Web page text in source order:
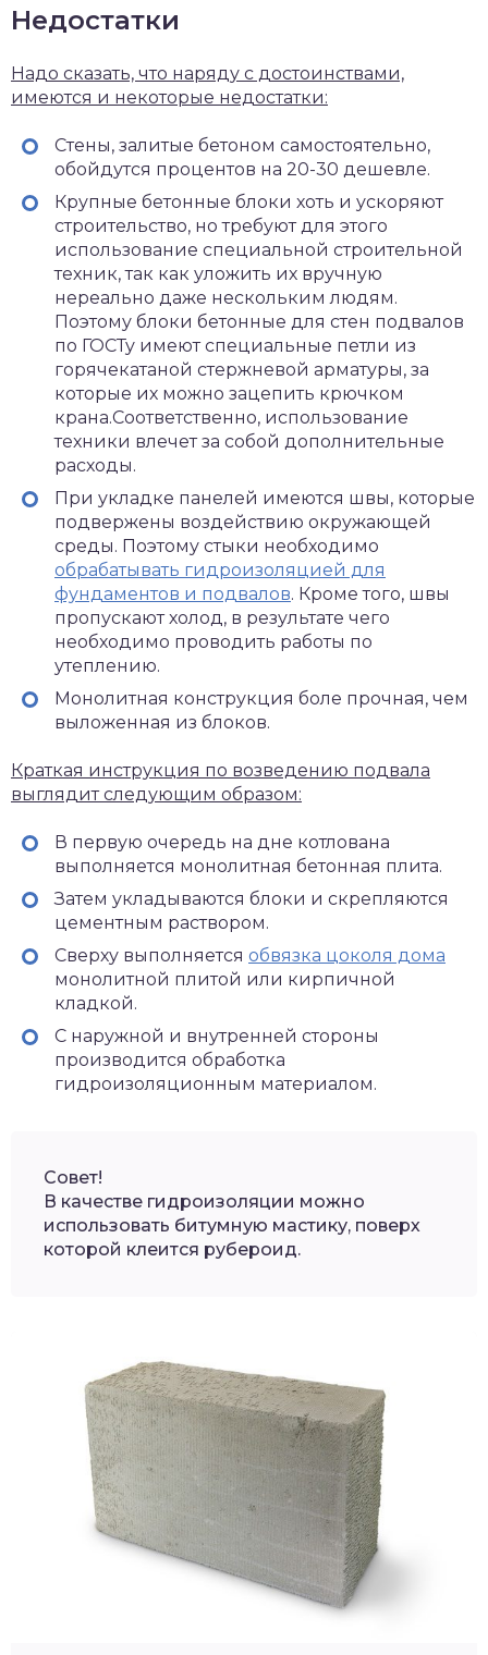
Недостатки
Надо сказать, что наряду с достоинствами,
имеются и некоторые недостатки:
Стены, залитые бетоном самостоятельно,
обойдутся процентов на 20-30 дешевле.
Крупные бетонные блоки хоть и ускоряют
строительство, но требуют для этого
использование специальной строительной
техник, так как уложить их вручную
нереально даже нескольким людям.
Поэтому блоки бетонные для стен подвалов
по ГОСТу имеют специальные петли из
горячекатаной стержневой арматуры, за
которые их можно зацепить крючком
крана.Соответственно, использование
техники влечет за собой дополнительные
расходы.
При укладке панелей имеются швы, которые
подвержены воздействию окружающей
среды. Поэтому стыки необходимо
обрабатывать гидроизоляцией для
фундаментов и подвалов. Кроме того, швы
пропускают холод, в результате чего
необходимо проводить работы по
утеплению.
Монолитная конструкция боле прочная, чем
выложенная из блоков.
Краткая инструкция по возведению подвала
выглядит следующим образом:
В первую очередь на дне котлована
выполняется монолитная бетонная плита.
Затем укладываются блоки и скрепляются
цементным раствором.
Сверху выполняется обвязка цоколя дома
монолитной плитой или кирпичной
кладкой.
С наружной и внутренней стороны
производится обработка
гидроизоляционным материалом.
Совет!
В качестве гидроизоляции можно
использовать битумную мастику, поверх
которой клеится рубероид.